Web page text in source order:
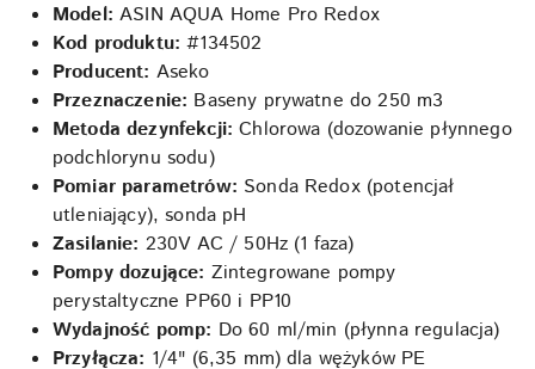
Model: ASIN AQUA Home Pro Redox
Kod produktu: #134502
Producent: Aseko
Przeznaczenie: Baseny prywatne do250 m3
Metoda dezynfekcji: Chlorowa (dozowanie płynnego
podchlorynu sodu)
Pomiar parametrów: Sonda Redox (potencjał
utleniający), sonda pH
Zasilanie: 230V AC / 50Hz (1 faza)
Pompy dozujące: Zintegrowane pompy
perystaltyczne PP60 i PP10
Wydajność pomp: Do 60 ml/min (płynna regulacja)
Przyłącza: 1/4" (6,35 mm) dla wężyków PE